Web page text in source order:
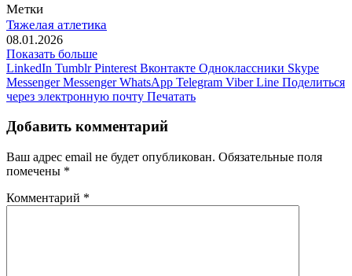
Метки
Тяжелая атлетика
08.01.2026
Показать больше
LinkedIn Tumblr Pinterest Вконтакте Одноклассники Skype
Messenger Messenger WhatsApp Telegram Viber Line Поделиться
через электронную почту Печатать
Добавить комментарий
Ваш адрес email не будет опубликован. Обязательные поля
помечены *
Комментарий *